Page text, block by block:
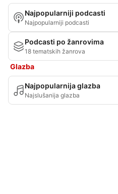
Najpopularniji podcasti
Najpopularniji podcasti
Podcasti po žanrovima
18 tematskih žanrova
Glazba
Najpopularnija glazba
Najslušanija glazba